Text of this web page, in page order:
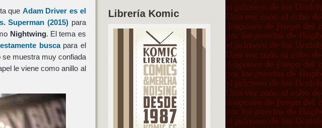
que Adam Driver es el
Superman (2015)para
Nightwing. El tema es
buscapara el
se muestra muy confiada
le viene como anillo al
Librería Komic